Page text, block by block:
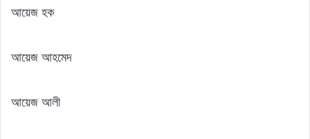
আয়েজ হক
আয়েজ আহমেদ
আয়েজ আলী